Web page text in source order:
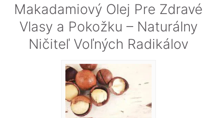
Makadamiový Olej Pre Zdravé
Vlasy a Pokožku – Naturálny
Ničiteľ Voľných Radikálov